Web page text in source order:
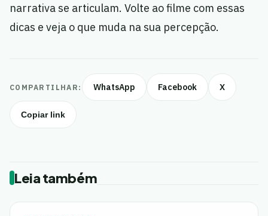
narrativa se articulam. Volte ao filme com essas
dicas e veja o que muda na sua percepção.
COMPARTILHAR: WhatsApp Facebook X
Copiar link
Leia também